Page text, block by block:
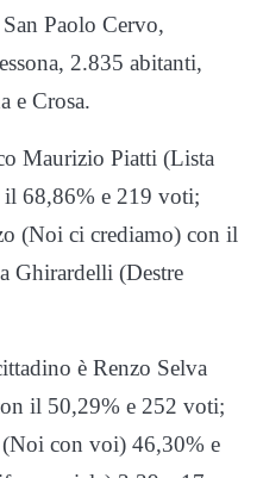
Paolo Cervo,
2.835 abitanti,
e Crosa.
Maurizio Piatti (Lista
68,86% e 219 voti;
(Noi ci crediamo) con il
Ghirardelli (Destre
è Renzo Selva
il 50,29% e 252 voti;
con voi) 46,30% e